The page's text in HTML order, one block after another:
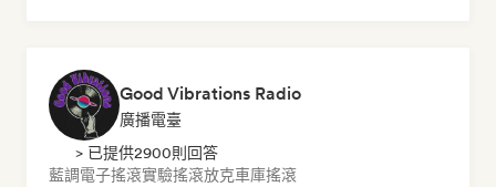
Good Vibrations Radio
廣播電臺
> 已提供2900則回答
藍調電子搖滾實驗搖滾放克車庫搖滾